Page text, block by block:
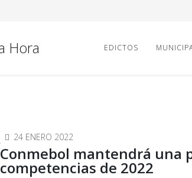
EDICTOS
24 ENERO 2022
Conmebol mantendrá una
competencias de 2022